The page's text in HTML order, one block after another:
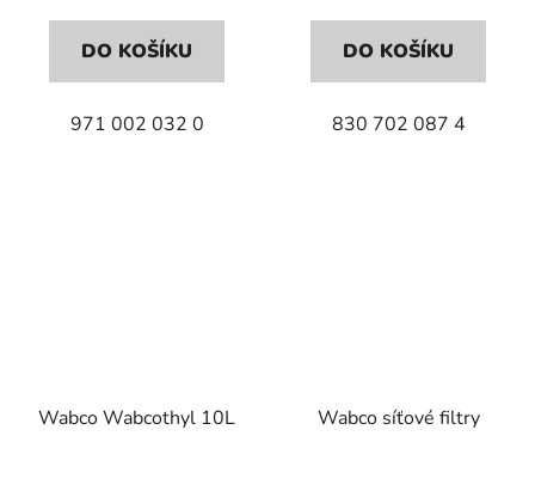
DO KOŠÍKU
971 002 032 0
DO KOŠÍKU
830 702 087 4
Wabco Wabcothyl 10L Wabco síťové filtry